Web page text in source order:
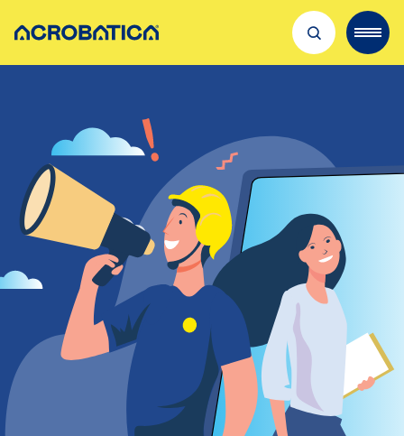
Nos métiers
Recrutement
Où nous trouver
Qualité & sécurité
Actualités